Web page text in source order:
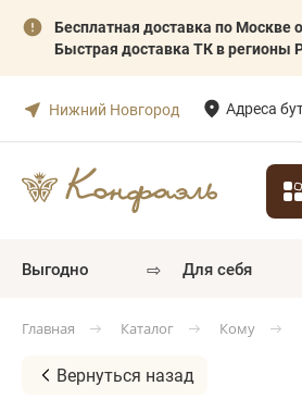
Бесплатная доставка по Москве
Быстрая доставка ТК в регионы
Нижний Новгород Адреса
выгодно ⇨ для себя
Главная Каталог Кому
Вернуться назад